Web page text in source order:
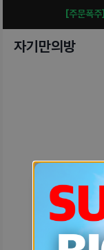
[주문폭주]
자기만의방